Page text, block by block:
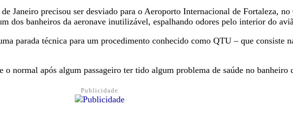
Janeiro precisou ser desviado para o Aeroporto Internacional de Fortaleza,
dos banheiros da aeronave inutilizável, espalhando odores pelo interior do
parada técnica para um procedimento conhecido como QTU – que consiste
normal após algum passageiro ter tido algum problema de saúde no banheiro
Publicidade